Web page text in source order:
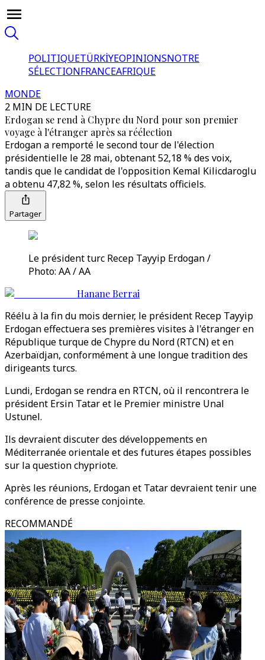
POLITIQUETÜRKİYEOPINIONSNOTRE
SÉLECTIONFRANCEAFRIQUE
MONDE
2 MIN DE LECTURE
Erdogan se rend à Chypre du Nord pour son premier
voyage à l'étranger après sa réélection
Erdogan a remporté le second tour de l'élection
présidentielle le 28 mai, obtenant 52,18 % des voix,
tandis que le candidat de l'opposition Kemal Kilicdaroglu
a obtenu 47,82 %, selon les résultats officiels.
Partager
Le président turc Recep Tayyip Erdogan /
Photo: AA / AA
Hanane Berrai
Réélu à la fin du mois dernier, le président Recep Tayyip
Erdogan effectuera ses premières visites à l'étranger en
République turque de Chypre du Nord (RTCN) et en
Azerbaïdjan, conformément à une longue tradition des
dirigeants turcs.
Lundi, Erdogan se rendra en RTCN, où il rencontrera le
président Ersin Tatar et le Premier ministre Unal
Ustunel.
Ils devraient discuter des développements en
Méditerranée orientale et des futures étapes possibles
sur la question chypriote.
Après les réunions, Erdogan et Tatar devraient tenir une
conférence de presse conjointe.
RECOMMANDÉ